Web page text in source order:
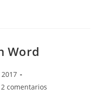
Word
2 comentarios